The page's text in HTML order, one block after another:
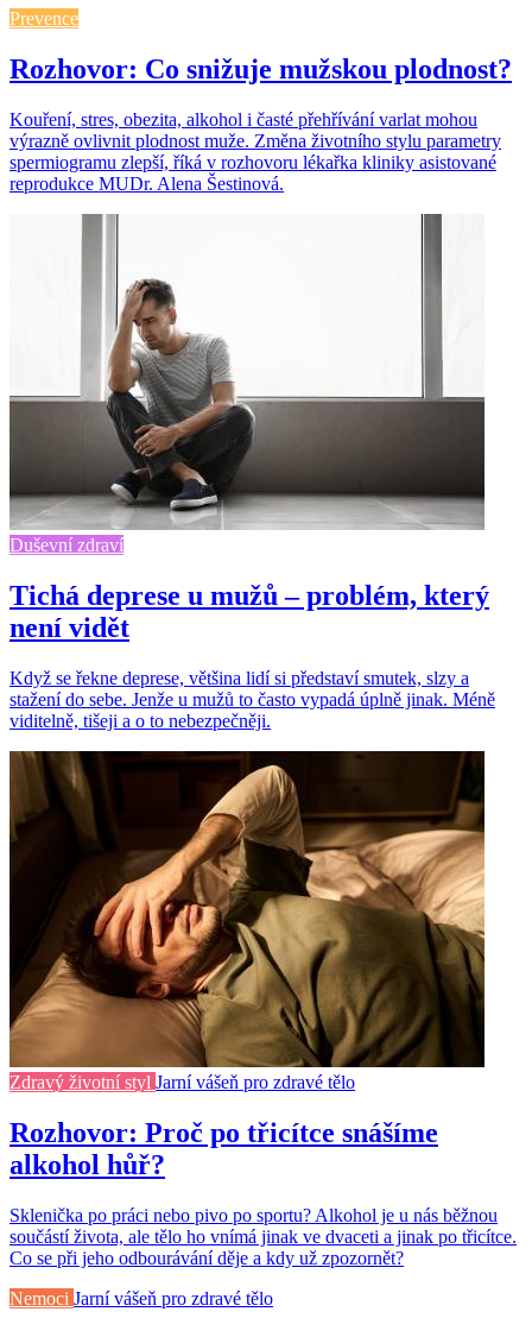
Prevence
Rozhovor: Co snižuje mužskou plodnost?
Kouření, stres, obezita, alkohol i časté přehřívání varlat mohou
výrazně ovlivnit plodnost muže. Změna životního stylu parametry
spermiogramu zlepší, říká v rozhovoru lékařka kliniky asistované
reprodukce MUDr. Alena Šestinová.
Duševní zdraví
Tichá deprese u mužů – problém, který
není vidět
Když se řekne deprese, většina lidí si představí smutek, slzy a
stažení do sebe. Jenže u mužů to často vypadá úplně jinak. Méně
viditelně, tišeji a o to nebezpečněji.
Zdravý životní styl Jarní vášeň pro zdravé tělo
Rozhovor: Proč po třicítce snášíme
alkohol hůř?
Sklenička po práci nebo pivo po sportu? Alkohol je u nás běžnou
součástí života, ale tělo ho vnímá jinak ve dvaceti a jinak po třicítce.
Co se při jeho odbourávání děje a kdy už zpozornět?
Nemoci Jarní vášeň pro zdravé tělo